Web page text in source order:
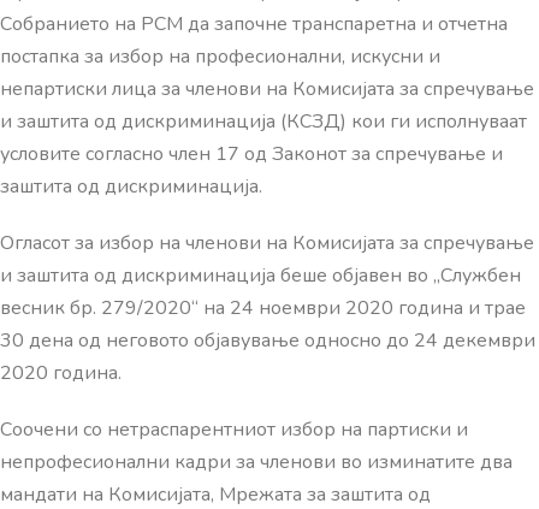
Собранието на РСМ да започне транспаретна и отчетна
постапка за избор на професионални, искусни и
непартиски лица за членови на Комисијата за спречување
и заштита од дискриминација (КСЗД) кои ги исполнуваат
условите согласно член 17 од Законот за спречување и
заштита од дискриминација.
Огласот за избор на членови на Комисијата за спречување
и заштита од дискриминација беше објавен во „Службен
весник бр. 279/2020“ на 24 ноември 2020 година и трае
30 дена од неговото објавување односно до 24 декември
2020 година.
Соочени со нетраспарентниот избор на партиски и
непрофесионални кадри за членови во изминатите два
мандати на Комисијата, Мрежата за заштита од